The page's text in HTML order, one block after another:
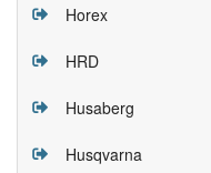
Horex
HRD
Husaberg
Husqvarna